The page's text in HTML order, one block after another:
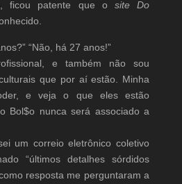
, ficou patente que o site Do
“Não, há 27 anos!”
e também não sou
que por aí estão. Minha
e veja o que eles estão
Bol$o nunca será associado a
um correio eletrônico coletivo
“últimos detalhes sórdidos
resposta me perguntaram a